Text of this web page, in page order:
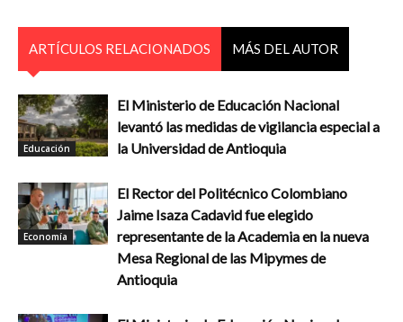
ARTÍCULOS RELACIONADOS MÁS DEL AUTOR
Educación
El Ministerio de Educación Nacional
levantó las medidas de vigilancia especial a
la Universidad de Antioquia
Economía
El Rector del Politécnico Colombiano
Jaime Isaza Cadavid fue elegido
representante de la Academia en la nueva
Mesa Regional de las Mipymes de
Antioquia